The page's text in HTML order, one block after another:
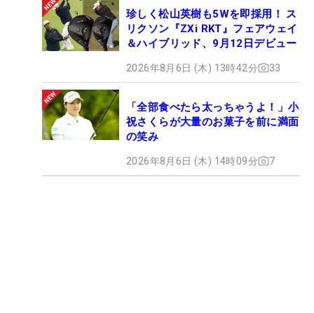
珍しく松山英樹も5Wを即採用！ ス
リクソン『ZXi RKT』フェアウェイ
＆ハイブリッド、9月12日デビュー
2026年8月6日 (木) 13時42分 33
「全部食べたら太っちゃうよ！」小
祝さくらが大量のお菓子を前に満面
の笑み
2026年8月6日 (木) 14時09分 7